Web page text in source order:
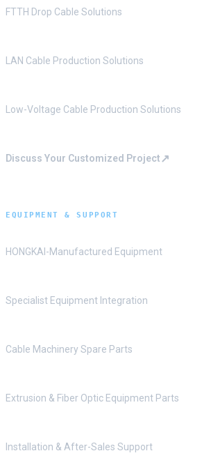
FTTH Drop Cable Solutions
LAN Cable Production Solutions
Low-Voltage Cable Production Solutions
Discuss Your Customized Project↗
EQUIPMENT & SUPPORT
HONGKAI-Manufactured Equipment
Specialist Equipment Integration
Cable Machinery Spare Parts
Extrusion & Fiber Optic Equipment Parts
Installation & After-Sales Support